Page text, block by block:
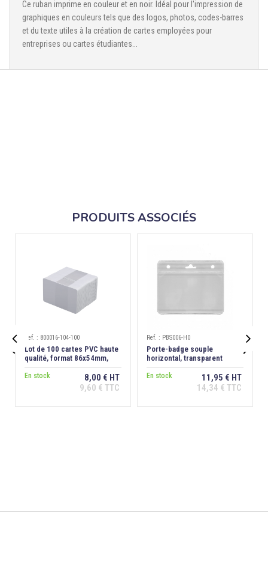
Ce ruban imprime en couleur et en noir. Idéal pour l'impression de
graphiques en couleurs tels que des logos, photos, codes-barres
et du texte utiles à la création de cartes employées pour
entreprises ou cartes étudiantes...
PRODUITS ASSOCIÉS

Ref. : 800016-104-100
Lot de 100 cartes PVC haute
qualité, format 86x54mm,
En stock
8,00 € HT
9,60 € TTC
Ref. : PBS006-H0
Porte-badge souple
horizontal, transparent
En stock
11,95 € HT
14,34 € TTC
